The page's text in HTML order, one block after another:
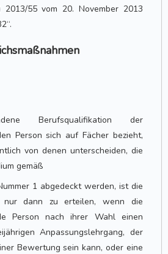
2013/55 vom 20. November 2013
Berufsqualifikation der
Person sich auf Fächer bezieht,
von denen unterscheiden, die
gemäß
1 abgedeckt werden, ist die
nur dann zu erteilen, wenn die
Person nach ihrer Wahl einen
Anpassungslehrgang, der
Bewertung sein kann, oder eine